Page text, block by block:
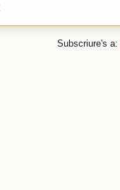
Subscriure's a: